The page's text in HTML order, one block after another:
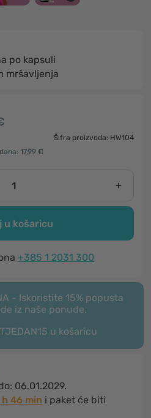
po kapsuli
mršavljenja
Šifra proizvoda: HW104
17,99 €
+
u košaricu
+385 1 2031 300
- Iskoristite 15% popusta
iz naše ponude.
TJEDAN15 u košaricu
06.01.2029.
h 46 min i paket će biti